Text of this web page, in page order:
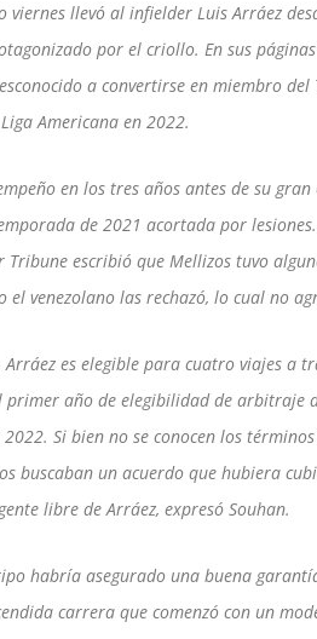
viernes llevó al infielder Luis Arráez
por el criollo. En sus
a convertirse en miembro
Americana en 2022.
en los tres años antes de su
de 2021 acortada por
escribió que Mellizos tuvo
el venezolano las rechazó, lo cual no
Arráez es elegible para cuatro viajes a
primer año de elegibilidad de arbitraje
Si bien no se conocen los
buscaban un acuerdo que hubiera
libre de Arráez, expresó Souhan.
habría asegurado una buena
carrera que comenzó con un